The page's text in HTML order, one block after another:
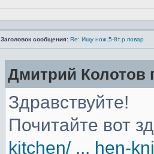
Заголовок сообщения: Re: Ищу нож.5-8т.р.повар
Дмитрий Колотов
Здравствуйте!
Почитайте вот
kitchen/ ... hen-